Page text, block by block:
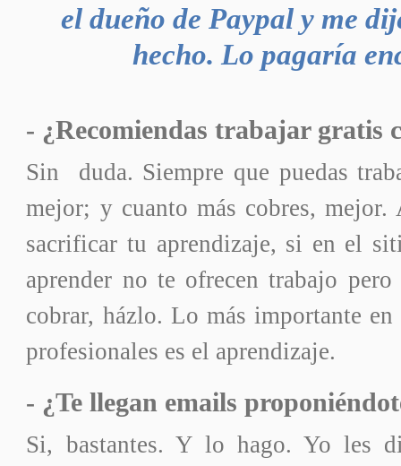
el dueño de Paypal y me
hecho. Lo pagaría
- ¿Recomiendas trabajar gratis
Sin duda. Siempre que puedas
mejor; y cuanto más cobres, mejor.
sacrificar tu aprendizaje, si en el
aprender no te ofrecen trabajo
cobrar, házlo. Lo más importante
profesionales es el aprendizaje.
- ¿Te llegan emails
Si, bastantes. Y lo hago. Yo les